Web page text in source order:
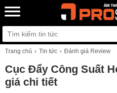
Trang chủ Tin tức Đánh giá Review
Cục Đẩy Công Suất
giá chi tiết